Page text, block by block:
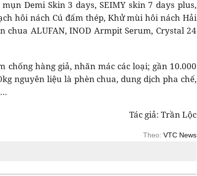
Demi Skin 3 days, SEIMY skin 7 days plus,
hôi nách Cú đấm thép, Khử mùi hôi nách Hải
chua ALUFAN, INOD Armpit Serum, Crystal 24
chống hàng giả, nhãn mác các loại; gần 10.000
nguyên liệu là phèn chua, dung dịch pha chế,
Tác giả: Trần Lộc
Theo: VTC News